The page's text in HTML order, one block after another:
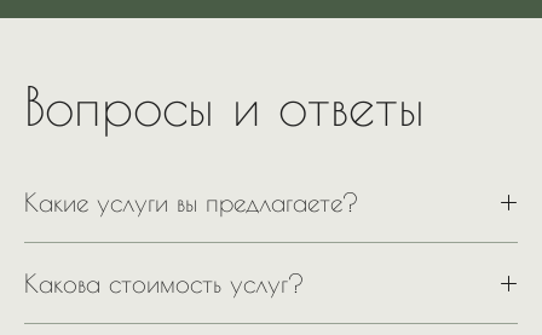
Вопросы и ответы
Какие услуги вы предлагаете?
Какова стоимость услуг?